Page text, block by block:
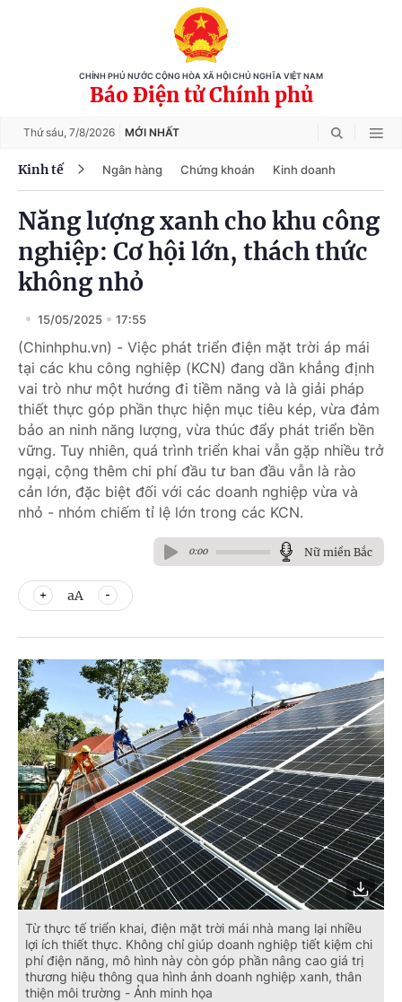
CHÍNH PHỦ NƯỚC CỘNG HÒA XÃ HỘI CHỦ NGHĨA VIỆT NAM
Báo Điện tử Chính phủ
Thứ sáu, 7/8/2026 MỚI NHẤT
Kinh tế Ngân hàng Chứng khoán Kinh doanh
Năng lượng xanh cho khu công
nghiệp: Cơ hội lớn, thách thức
không nhỏ
15/05/2025 17:55
(Chinhphu.vn) - Việc phát triển điện mặt trời áp mái
tại các khu công nghiệp (KCN) đang dần khẳng định
vai trò như một hướng đi tiềm năng và là giải pháp
thiết thực góp phần thực hiện mục tiêu kép, vừa đảm
bảo an ninh năng lượng, vừa thúc đẩy phát triển bền
vững. Tuy nhiên, quá trình triển khai vẫn gặp nhiều trở
ngại, cộng thêm chi phí đầu tư ban đầu vẫn là rào
cản lớn, đặc biệt đối với các doanh nghiệp vừa và
nhỏ - nhóm chiếm tỉ lệ lớn trong các KCN.
0:00 Nữ miền Bắc
aA
Từ thực tế triển khai, điện mặt trời mái nhà mang lại nhiều
lợi ích thiết thực. Không chỉ giúp doanh nghiệp tiết kiệm chi
phí điện năng, mô hình này còn góp phần nâng cao giá trị
thương hiệu thông qua hình ảnh doanh nghiệp xanh, thân
thiện môi trường - Ảnh minh họa